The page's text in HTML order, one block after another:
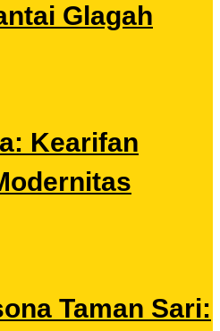
Glagah
Kearifan
Taman Sari: